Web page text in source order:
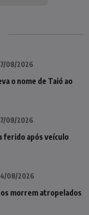
08/2026
o nome de Taió ao
08/2026
ferido após veículo
08/2026
morrem atropelados